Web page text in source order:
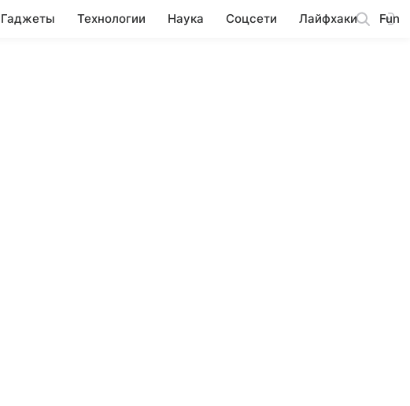
Гаджеты Технологии Наука Соцсети Лайфхаки Fun